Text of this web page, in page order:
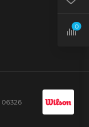
06326
0